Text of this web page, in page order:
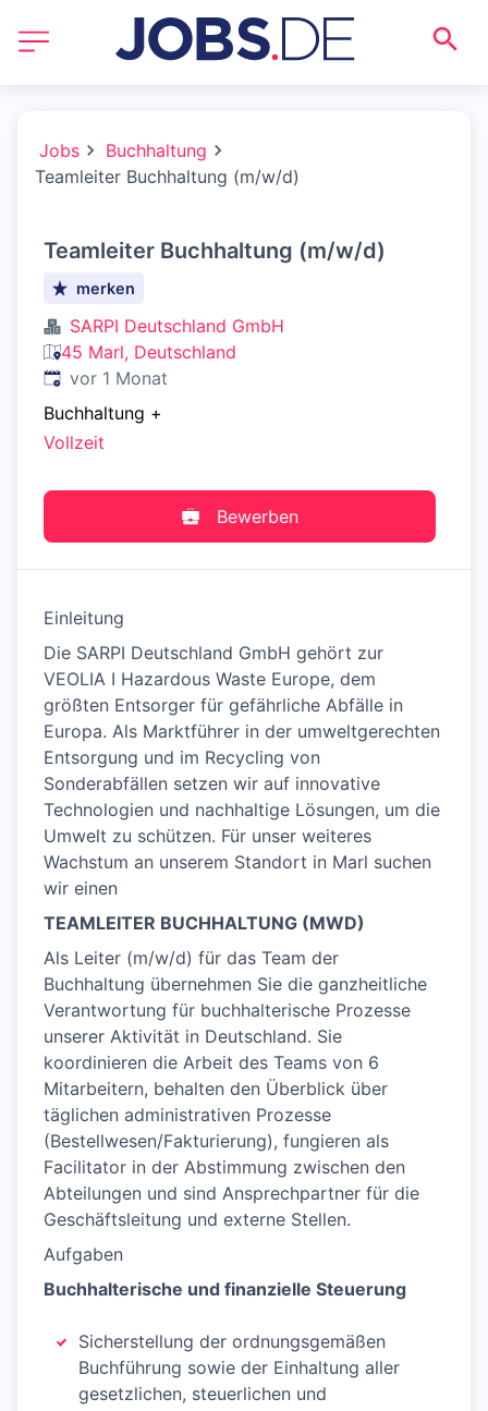
Jobs
Buchhaltung
Teamleiter Buchhaltung (m/w/d)
Teamleiter Buchhaltung (m/w/d)
merken
SARPI Deutschland GmbH
45 Marl, Deutschland
Veröffentlicht:
vor 1 Monat
Buchhaltung +
Vollzeit
Bewerben
Einleitung
Die SARPI Deutschland GmbH gehört zur
VEOLIA I Hazardous Waste Europe, dem
größten Entsorger für gefährliche Abfälle in
Europa. Als Marktführer in der umweltgerechten
Entsorgung und im Recycling von
Sonderabfällen setzen wir auf innovative
Technologien und nachhaltige Lösungen, um die
Umwelt zu schützen. Für unser weiteres
Wachstum an unserem Standort in Marl suchen
wir einen
TEAMLEITER BUCHHALTUNG (MWD)
Als Leiter (m/w/d) für das Team der
Buchhaltung übernehmen Sie die ganzheitliche
Verantwortung für buchhalterische Prozesse
unserer Aktivität in Deutschland. Sie
koordinieren die Arbeit des Teams von 6
Mitarbeitern, behalten den Überblick über
täglichen administrativen Prozesse
(Bestellwesen/Fakturierung), fungieren als
Facilitator in der Abstimmung zwischen den
Abteilungen und sind Ansprechpartner für die
Geschäftsleitung und externe Stellen.
Aufgaben
Buchhalterische und finanzielle Steuerung
Sicherstellung der ordnungsgemäßen
Buchführung sowie der Einhaltung aller
gesetzlichen, steuerlichen und